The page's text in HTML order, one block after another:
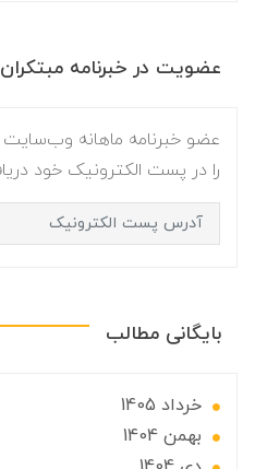
عضویت در خبرنامه مبتکران
عضو خبرنامه ماهانه
را در پست الکترونیک خود
بایگانی مطالب
خرداد 1405
بهمن 1404